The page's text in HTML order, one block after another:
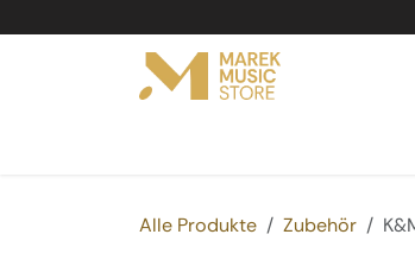
Alle Produkte Zubehör